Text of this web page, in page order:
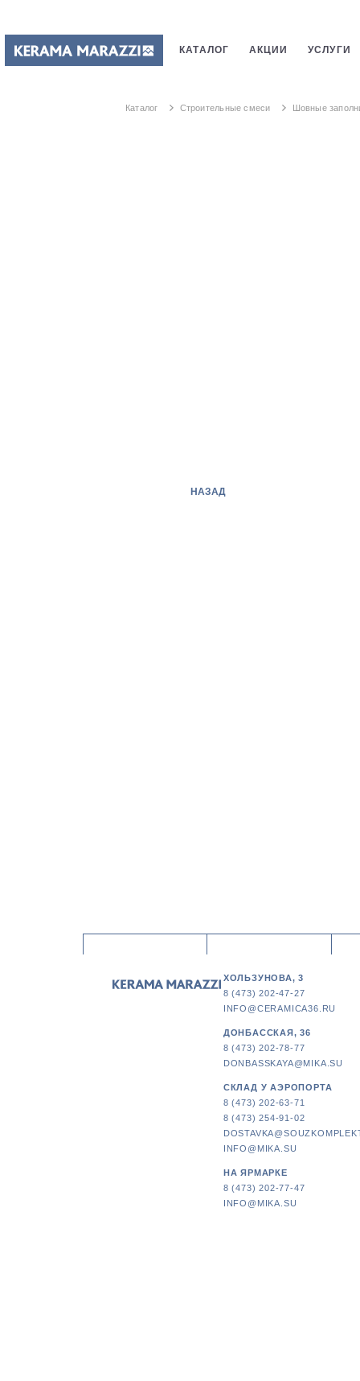
КАТАЛОГ АКЦИИ УСЛУГИ
Каталог Строительные смеси Шовные
НАЗАД
ХОЛЬЗУНОВА, 3
8 (473) 202-47-27
INFO@CERAMICA36.RU
ДОНБАССКАЯ, 36
8 (473) 202-78-77
DONBASSKAYA@MIKA.SU
СКЛАД У АЭРОПОРТА
8 (473) 202-63-71
8 (473) 254-91-02
INFO@MIKA.SU
НА ЯРМАРКЕ
8 (473) 202-77-47
INFO@MIKA.SU